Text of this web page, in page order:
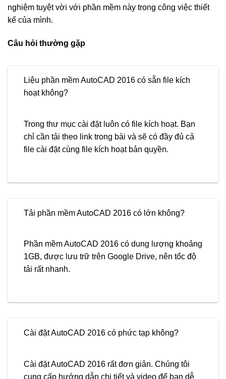
nghiệm tuyệt vời với phần mềm này trong công việc thiết
kế của mình.
Câu hỏi thường gặp
Liệu phần mềm AutoCAD 2016 có sẵn file kích
hoạt không?
Trong thư mục cài đặt luôn có file kích hoạt. Bạn
chỉ cần tải theo link trong bài và sẽ có đầy đủ cả
file cài đặt cùng file kích hoạt bản quyền.
Tải phần mềm AutoCAD 2016 có lớn không?
Phần mềm AutoCAD 2016 có dung lượng khoảng
1GB, được lưu trữ trên Google Drive, nên tốc độ
tải rất nhanh.
Cài đặt AutoCAD 2016 có phức tạp không?
Cài đặt AutoCAD 2016 rất đơn giản. Chúng tôi
cung cấp hướng dẫn chi tiết và video để bạn dễ